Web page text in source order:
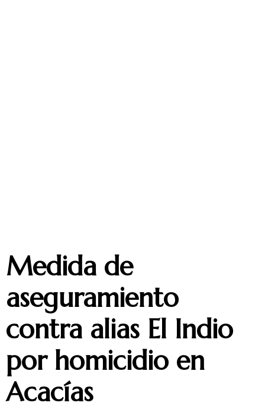
Medida de
aseguramiento
contra alias El Indio
por homicidio en
Acacías